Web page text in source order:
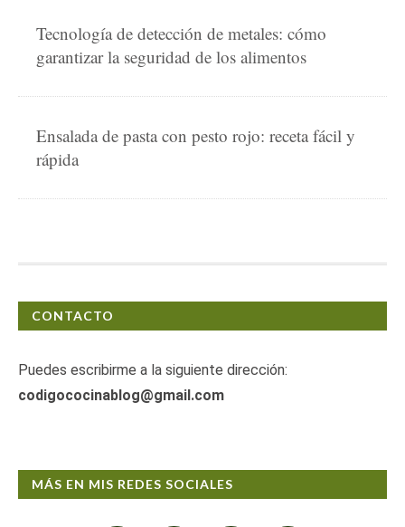
Tecnología de detección de metales: cómo
garantizar la seguridad de los alimentos
Ensalada de pasta con pesto rojo: receta fácil y
rápida
CONTACTO
Puedes escribirme a la siguiente dirección:
codigococinablog@gmail.com
MÁS EN MIS REDES SOCIALES